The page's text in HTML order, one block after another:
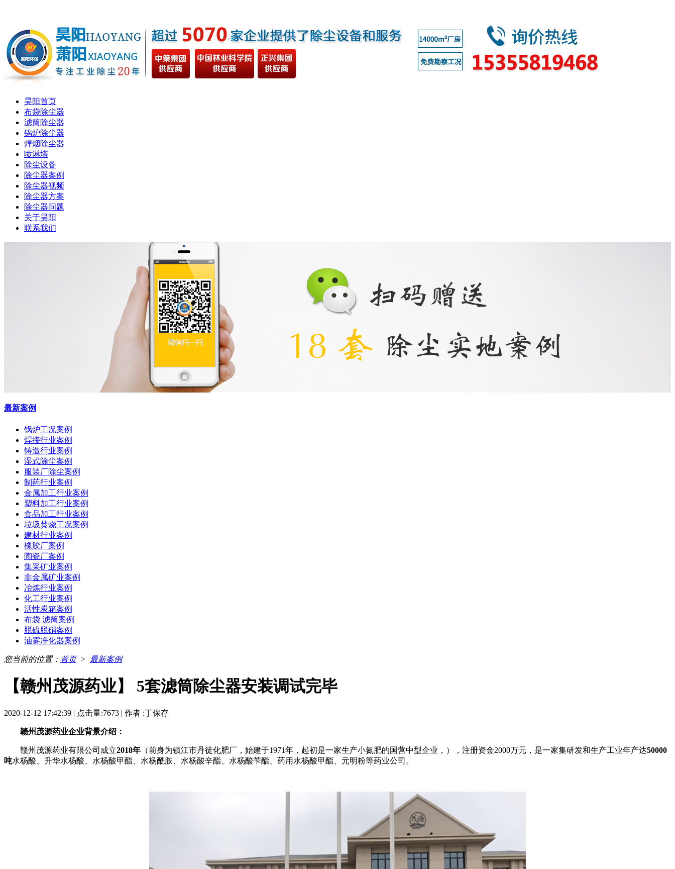
昊阳首页
布袋除尘器
滤筒除尘器
锅炉除尘器
焊烟除尘器
喷淋塔
除尘设备
除尘器案例
除尘器视频
除尘器方案
除尘器问题
关于昊阳
联系我们
最新案例
锅炉工况案例
焊接行业案例
铸造行业案例
湿式除尘案例
服装厂除尘案例
制药行业案例
金属加工行业案例
塑料加工行业案例
食品加工行业案例
垃圾焚烧工况案例
建材行业案例
橡胶厂案例
陶瓷厂案例
集采矿业案例
非金属矿业案例
冶炼行业案例
化工行业案例
活性炭箱案例
布袋 滤筒案例
脱硫脱硝案例
油雾净化器案例
您当前的位置： 首页> 最新案例
【赣州茂源药业】 5套滤筒除尘器安装调试完毕
2020-12-12 17:42:39 | 点击量:7673 | 作者 :丁保存
赣州茂源药业企业背景介绍：
赣州茂源药业有限公司成立2018年 （前身为镇江市丹徒化肥厂，始建于1971年，起初是一家生产小氮肥的国营中型企业，），注册资金2000万元，是一家集研发和生产工业年产达50000
吨水杨酸、升华水杨酸、水杨酸甲酯、水杨酰胺、水杨酸辛酯、水杨酸苄酯、药用水杨酸甲酯、元明粉等药业公司。